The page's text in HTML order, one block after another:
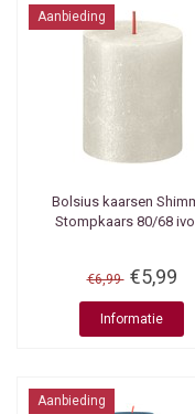
Aanbieding
Bolsius kaarsen
Stompkaars 80/68
€6,99 €5,99
Informatie
Aanbieding